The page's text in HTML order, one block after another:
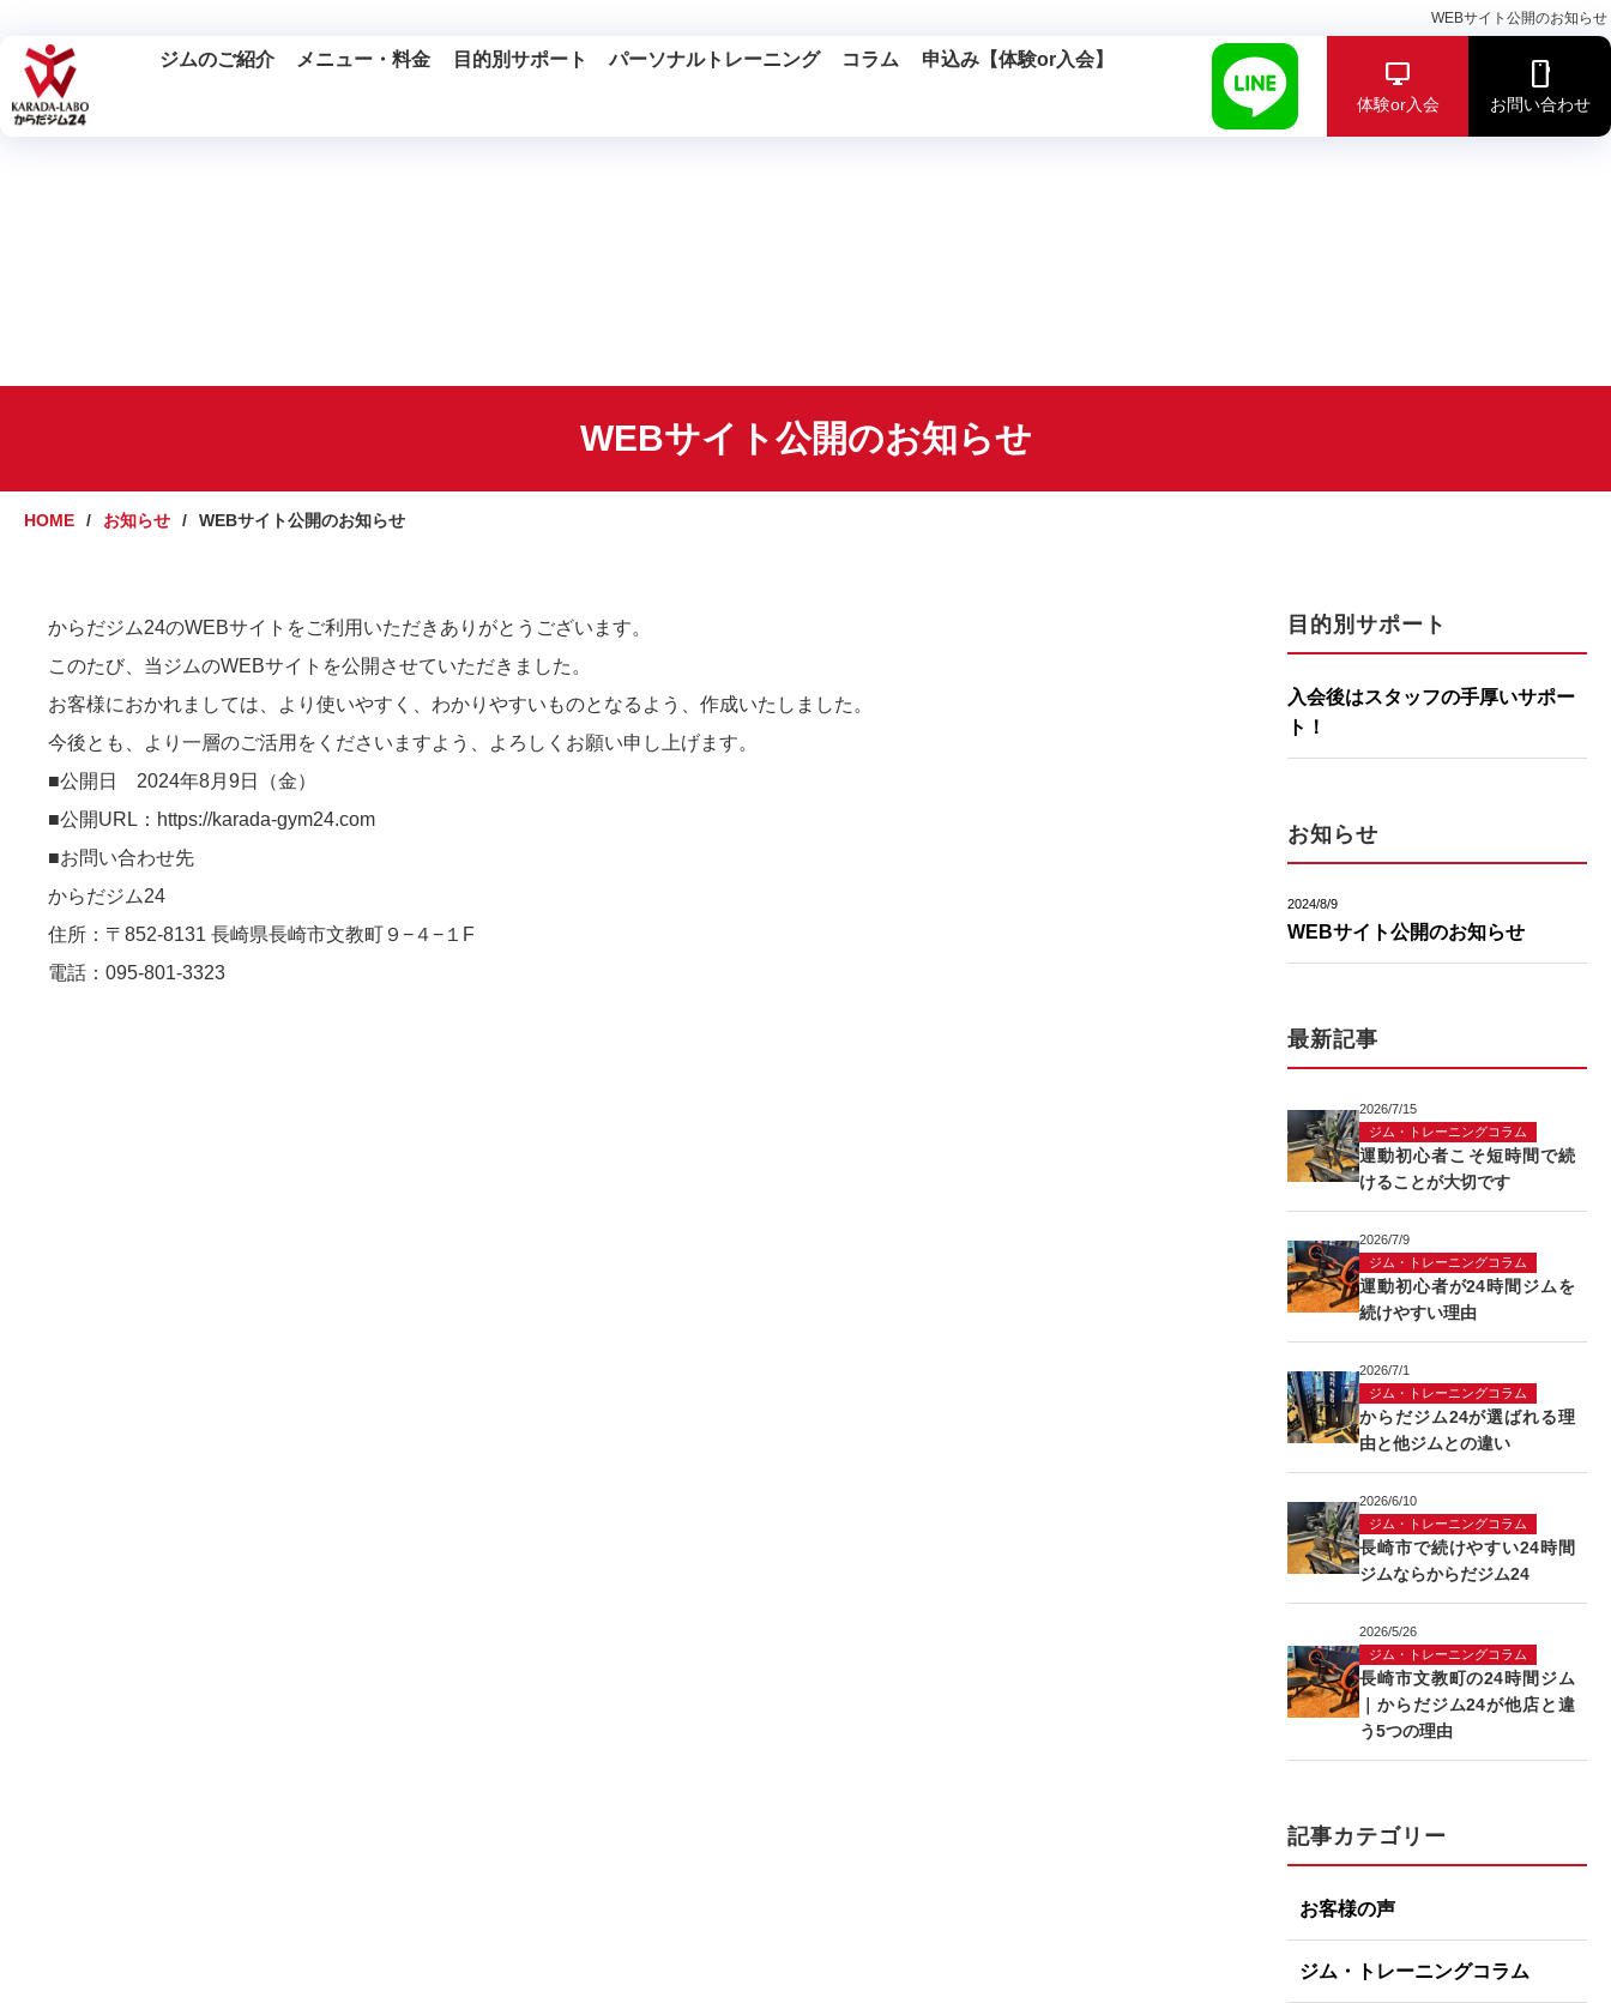
WEBサイト公開のお知らせ
体験or入会 お問い合わせ
ジムのご紹介 メニュー・料金 目的別サポート パーソナルトレーニング コラム 申込み【体験or入会】
WEBサイト公開のお知らせ
HOME お知らせ WEBサイト公開のお知らせ
からだジム24のWEBサイトをご利用いただきありがとうございます。
このたび、当ジムのWEBサイトを公開させていただきました。
お客様におかれましては、より使いやすく、わかりやすいものとなるよう、作成いたしました。
今後とも、より一層のご活用をくださいますよう、よろしくお願い申し上げます。
■公開日 2024年8月9日（金）
■公開URL：https://karada-gym24.com
■お問い合わせ先
からだジム24
住所：〒852-8131 長崎県長崎市文教町９−４−１F
電話：095-801-3323
目的別サポート
入会後はスタッフの手厚いサポー
ト！
お知らせ
2024/8/9
WEBサイト公開のお知らせ
最新記事
2026/7/15
ジム・トレーニングコラム
運動初心者こそ短時間で続
けることが大切です
2026/7/9
ジム・トレーニングコラム
運動初心者が24時間ジムを
続けやすい理由
2026/7/1
ジム・トレーニングコラム
からだジム24が選ばれる理
由と他ジムとの違い
2026/6/10
ジム・トレーニングコラム
長崎市で続けやすい24時間
ジムならからだジム24
2026/5/26
ジム・トレーニングコラム
長崎市文教町の24時間ジム
｜からだジム24が他店と違
う5つの理由
記事カテゴリー
お客様の声
ジム・トレーニングコラム